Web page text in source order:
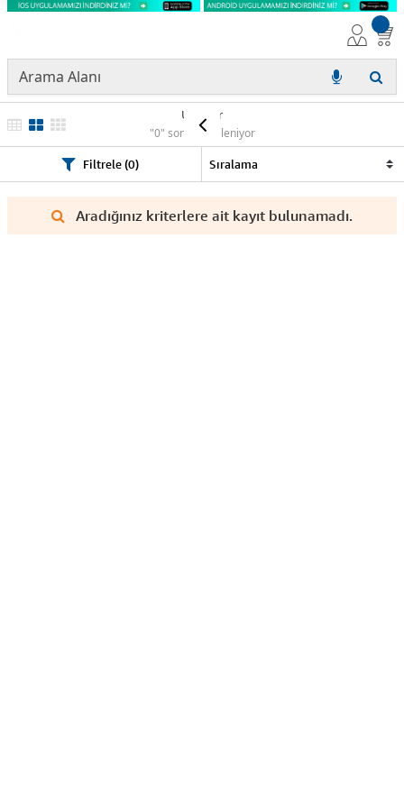
Ürünler
"0" sonuç listeleniyor
Filtrele (0)
Aradığınız kriterlere ait kayıt bulunamadı.